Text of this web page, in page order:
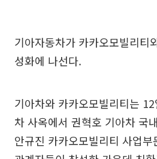
기아자동차가 카카오모빌리티
성화에 나선다.
기아차와 카카오모빌리티는
차 사옥에서 권혁호 기아차 국
안규진 카카오모빌리티 사업